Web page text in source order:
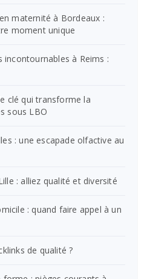
maternité à Bordeaux :
moment unique
incontournables à Reims :
clé qui transforme la
sous LBO
: une escapade olfactive au
: alliez qualité et diversité
: quand faire appel à un
de qualité ?